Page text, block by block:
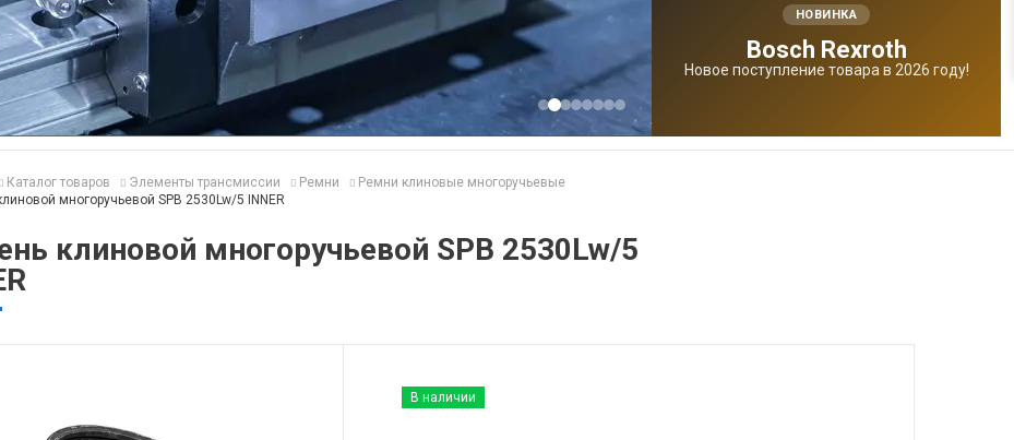
НОВИНКА
Bosсh Rexroth
Новое поступление товара в 2026 году!
Каталог товаров Элементы трансмиссии Ремни
Ремни клиновые многоручьевые
многоручьевой SPB 2530Lw/5 INNER
клиновой многоручьевой SPB 2530Lw/5
В наличии